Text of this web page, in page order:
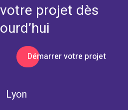
projet dès
Démarrer votre projet
Lyon